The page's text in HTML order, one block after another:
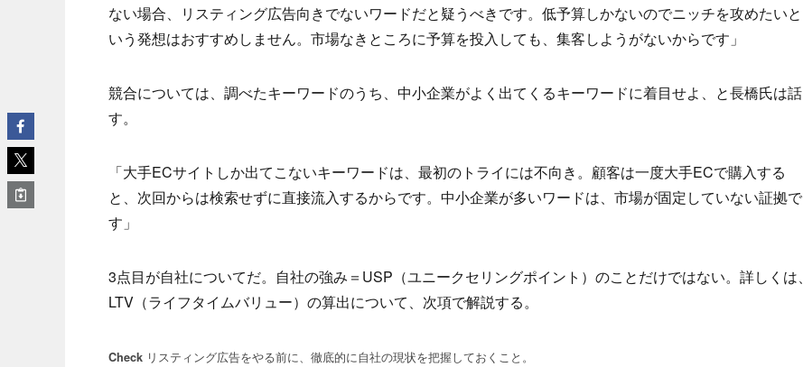
ない場合、リスティング広告向きでないワードだと疑うべきです。低予算しかないのでニッチを攻めたいと
いう発想はおすすめしません。市場なきところに予算を投入しても、集客しようがないからです」
競合については、調べたキーワードのうち、中小企業がよく出てくるキーワードに着目せよ、と長橋氏は話
す。
「大手ECサイトしか出てこないキーワードは、最初のトライには不向き。顧客は一度大手ECで購入する
と、次回からは検索せずに直接流入するからです。中小企業が多いワードは、市場が固定していない証拠で
す」
3点目が自社についてだ。自社の強み＝USP（ユニークセリングポイント）のことだけではない。詳しくは、
LTV（ライフタイムバリュー）の算出について、次項で解説する。
Check リスティング広告をやる前に、徹底的に自社の現状を把握しておくこと。